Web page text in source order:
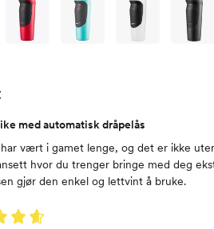
med automatisk dråpelås
vært i gamet lenge, og det er ikke
hvor du trenger bringe med deg
gjør den enkel og lettvint å bruke.